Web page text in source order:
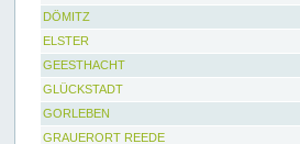
DÖMITZ
ELSTER
GEESTHACHT
GLÜCKSTADT
GORLEBEN
GRAUERORT REEDE